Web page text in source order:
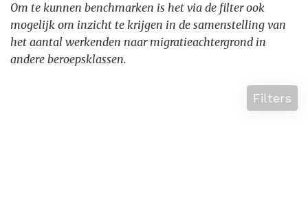
Om te kunnen benchmarken is het via de filter ook
mogelijk om inzicht te krijgen in de samenstelling van
het aantal werkenden naar migratieachtergrond in
andere beroepsklassen.
Filters